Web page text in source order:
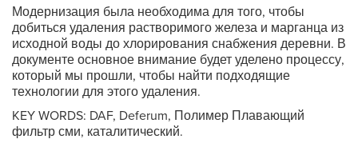
Модернизация была необходима для того, чтобы
добиться удаления растворимого железа и марганца из
исходной воды до хлорирования снабжения деревни. В
документе основное внимание будет уделено процессу,
который мы прошли, чтобы найти подходящие
технологии для этого удаления.
KEY WORDS: DAF, Deferum, Полимер Плавающий
фильтр сми, каталитический.